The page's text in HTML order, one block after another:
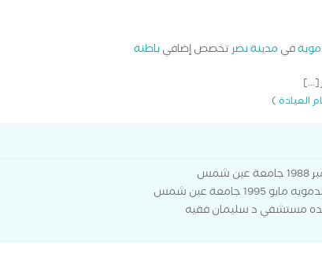
في مدينة نصرتخصص إضافيباطنة
العيادة)
جامعة عين شمس
مستشفي د سليمان فقيه